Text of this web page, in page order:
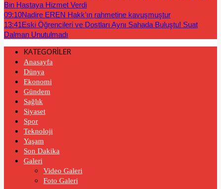
Bin Hastaya Hizmet Verdi
09:10Nadire EREN Hakk’ın rahmetine kavuşmuştur
13:41Eski Öğrencileri ve Dostları Aynı Sahada Buluştu! Suat
Dalman Unutulmadı
KATEGORİLER
Anasayfa
Dünya
Ekonomi
Gündem
Sağlık
Siyaset
Spor
Teknoloji
Yaşam
Son Dakika
Galeri
Video Galeri
Foto Galeri